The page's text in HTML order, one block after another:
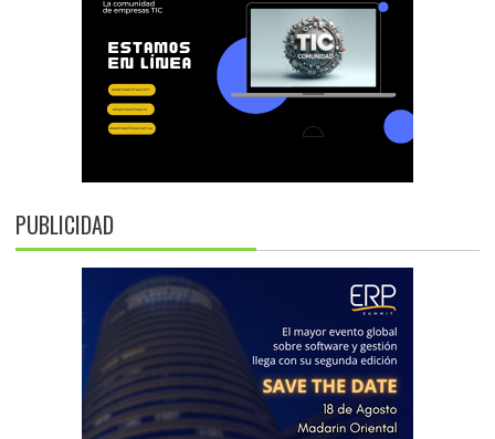
PUBLICIDAD